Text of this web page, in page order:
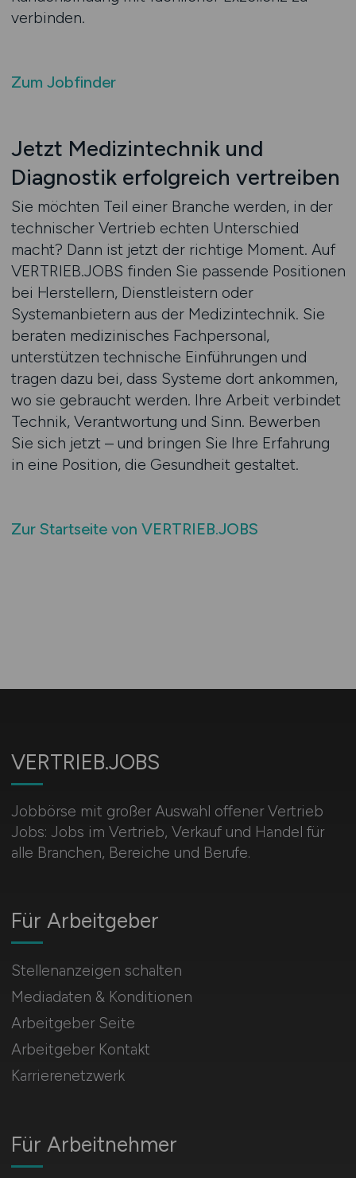
verbinden.
Zum Jobfinder
Jetzt Medizintechnik und
Diagnostik erfolgreich vertreiben
Sie möchten Teil einer Branche werden, in der
technischer Vertrieb echten Unterschied
macht? Dann ist jetzt der richtige Moment. Auf
VERTRIEB.JOBS finden Sie passende Positionen
bei Herstellern, Dienstleistern oder
Systemanbietern aus der Medizintechnik. Sie
beraten medizinisches Fachpersonal,
unterstützen technische Einführungen und
tragen dazu bei, dass Systeme dort ankommen,
wo sie gebraucht werden. Ihre Arbeit verbindet
Technik, Verantwortung und Sinn. Bewerben
Sie sich jetzt – und bringen Sie Ihre Erfahrung
in eine Position, die Gesundheit gestaltet.
Zur Startseite von VERTRIEB.JOBS
VERTRIEB.JOBS
Jobbörse mit großer Auswahl offener Vertrieb
Jobs: Jobs im Vertrieb, Verkauf und Handel für
alle Branchen, Bereiche und Berufe.
Für Arbeitnehmer
Für Arbeitgeber
Stellenanzeigen schalten
Mediadaten & Konditionen
Arbeitgeber Seite
Arbeitgeber Kontakt
Karrierenetzwerk